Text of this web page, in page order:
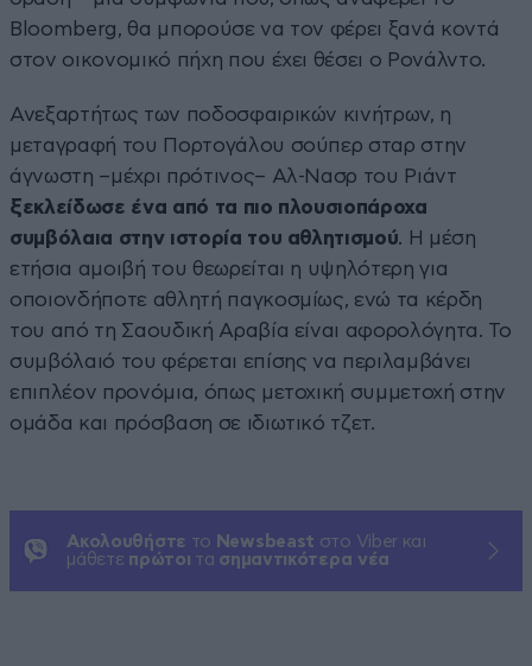
Bloomberg, θα μπορούσε να τον φέρει ξανά κοντά
στον οικονομικό πήχη που έχει θέσει ο Ρονάλντο.
Ανεξαρτήτως των ποδοσφαιρικών κινήτρων, η
μεταγραφή του Πορτογάλου σούπερ σταρ στην
άγνωστη –μέχρι πρότινος– Αλ-Νασρ του Ριάντ
ξεκλείδωσε ένα από τα πιο πλουσιοπάροχα
συμβόλαια στην ιστορία του αθλητισμού. Η μέση
ετήσια αμοιβή του θεωρείται η υψηλότερη για
οποιονδήποτε αθλητή παγκοσμίως, ενώ τα κέρδη
του από τη Σαουδική Αραβία είναι αφορολόγητα. Το
συμβόλαιό του φέρεται επίσης να περιλαμβάνει
επιπλέον προνόμια, όπως μετοχική συμμετοχή στην
ομάδα και πρόσβαση σε ιδιωτικό τζετ.
Ακολουθήστε το Newsbeast στο Viber και
μάθετε πρώτοι τα σημαντικότερα νέα